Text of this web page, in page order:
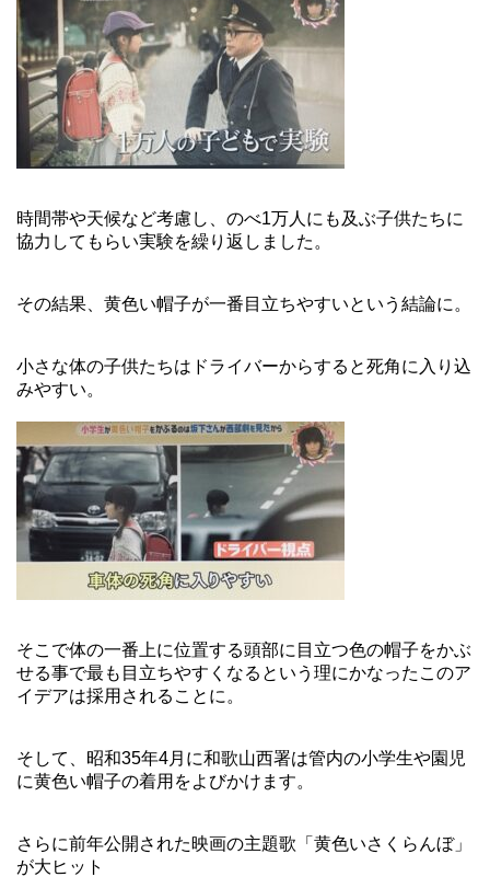
時間帯や天候など考慮し、のべ1万人にも及ぶ子供たちに
協力してもらい実験を繰り返しました。
その結果、黄色い帽子が一番目立ちやすいという結論に。
小さな体の子供たちはドライバーからすると死角に入り込
みやすい。
そこで体の一番上に位置する頭部に目立つ色の帽子をかぶ
せる事で最も目立ちやすくなるという理にかなったこのア
イデアは採用されることに。
そして、昭和35年4月に和歌山西署は管内の小学生や園児
に黄色い帽子の着用をよびかけます。
さらに前年公開された映画の主題歌「黄色いさくらんぼ」
が大ヒット